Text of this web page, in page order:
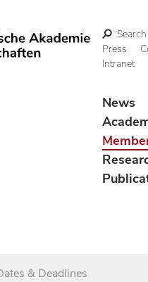
Search
Press
Intranet
News
& Deadlines